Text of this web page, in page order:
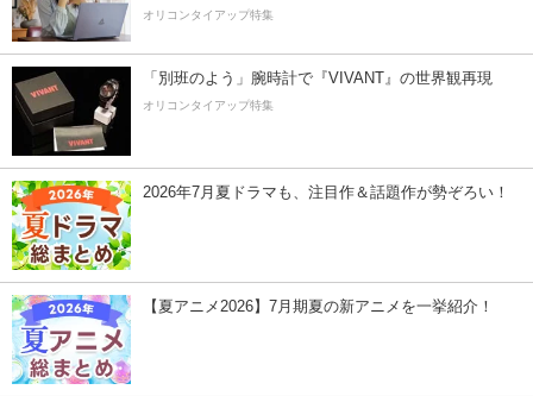
オリコンタイアップ特集
「別班のよう」腕時計で『VIVANT』の世界観再現
オリコンタイアップ特集
2026年7月夏ドラマも、注目作＆話題作が勢ぞろい！
【夏アニメ2026】7月期夏の新アニメを一挙紹介！